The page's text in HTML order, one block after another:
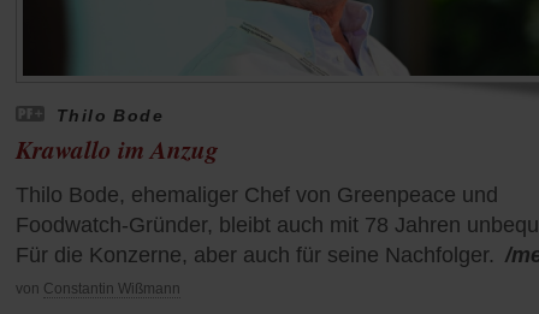
Thilo Bode
Krawallo im Anzug
Thilo Bode, ehemaliger Chef von Greenpeace und
Foodwatch-Gründer, bleibt auch mit 78 Jahren
Für die Konzerne, aber auch für seine Nachfolger. /
von Constantin Wißmann